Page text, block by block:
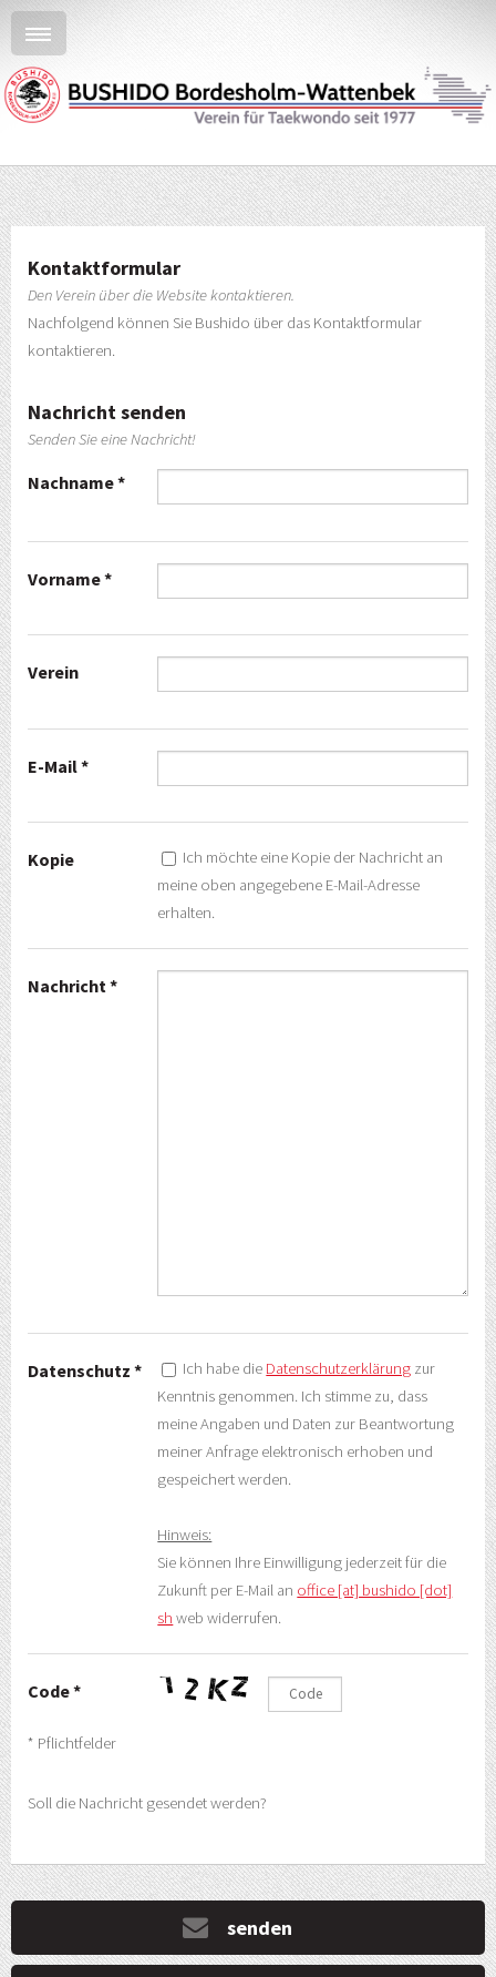
Kontaktformular
Den Verein über die Website kontaktieren.
Nachfolgend können Sie Bushido über das Kontaktformular
kontaktieren.
Nachricht senden
Senden Sie eine Nachricht!
Nachname *
Vorname *
Verein
E-Mail *
Kopie
Ich möchte eine Kopie der Nachricht an
meine oben angegebene E-Mail-Adresse
erhalten.
Nachricht *
Datenschutz * Ich habe die Datenschutzerklärung zur
Kenntnis genommen. Ich stimme zu, dass
meine Angaben und Daten zur Beantwortung
meiner Anfrage elektronisch erhoben und
gespeichert werden.
Hinweis:
Sie können Ihre Einwilligung jederzeit für die
Zukunft per E-Mail an office [at] bushido [dot]
sh web widerrufen.
Code *
* Pflichtfelder
Soll die Nachricht gesendet werden?
senden